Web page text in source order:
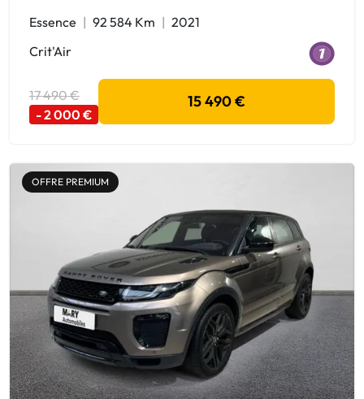
Essence 92 584 Km
2021
Crit'Air
17 490 €
- 2 000 €
15 490 €
OFFRE PREMIUM